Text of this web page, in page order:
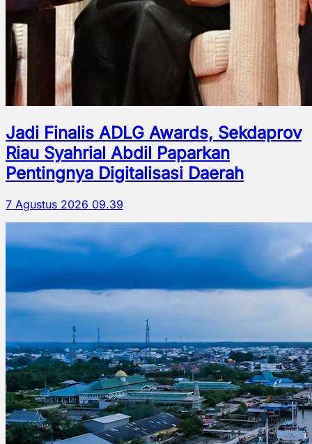
Jadi Finalis ADLG Awards, Sekdaprov
Riau Syahrial Abdil Paparkan
Pentingnya Digitalisasi Daerah
7 Agustus 2026 09.39